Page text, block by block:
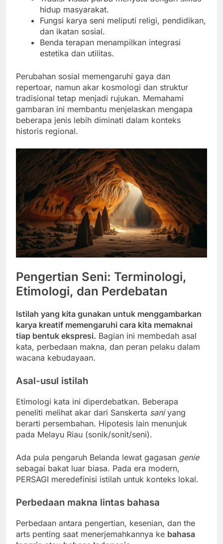
hidup masyarakat.
Fungsi karya seni meliputi religi, pendidikan,
dan ikatan sosial.
Benda terapan menampilkan integrasi
estetika dan utilitas.
Perubahan sosial memengaruhi gaya dan
repertoar, namun akar kosmologi dan struktur
tradisional tetap menjadi rujukan. Memahami
gambaran ini membantu menjelaskan mengapa
beberapa jenis lebih diminati dalam konteks
historis regional.
Pengertian Seni: Terminologi,
Etimologi, dan Perdebatan
Istilah yang kita gunakan untuk menggambarkan
karya kreatif memengaruhi cara kita memaknai
tiap bentuk ekspresi. Bagian ini membedah asal
kata, perbedaan makna, dan peran pelaku dalam
wacana kebudayaan.
Asal-usul istilah
Etimologi kata ini diperdebatkan. Beberapa
peneliti melihat akar dari Sanskerta saniyang
berarti persembahan. Hipotesis lain menunjuk
pada Melayu Riau (sonik/sonit/seni).
Ada pula pengaruh Belanda lewat gagasan genie
sebagai bakat luar biasa. Pada era modern,
PERSAGI meredefinisi istilah untuk konteks lokal.
Perbedaan makna lintas bahasa
Perbedaan antara pengertian, kesenian, dan the
arts penting saat menerjemahkannya ke bahasa